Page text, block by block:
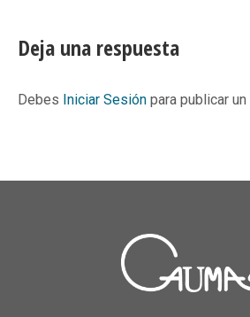
Deja una respuesta
Debes Iniciar Sesión para publicar